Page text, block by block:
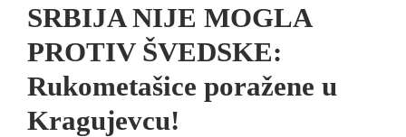
SRBIJA NIJE MOGLA
PROTIV ŠVEDSKE:
Rukometašice poražene u
Kragujevcu!